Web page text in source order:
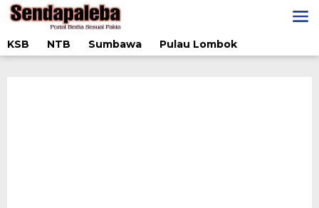
Lewati
ke
KSB
NTB Sumbawa Pulau Lombok